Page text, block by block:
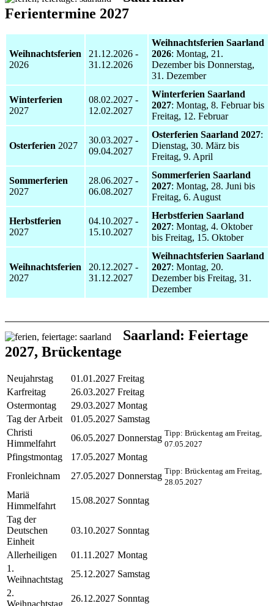
Ferientermine 2027
Weihnachtsferien
2026
21.12.2026 -
31.12.2026
Weihnachtsferien Saarland
2026: Montag, 21.
Dezember bis Donnerstag,
31. Dezember
Winterferien
2027
08.02.2027 -
12.02.2027
Winterferien Saarland
2027: Montag, 8. Februar bis
Freitag, 12. Februar
Osterferien 2027
30.03.2027 -
09.04.2027
Osterferien Saarland 2027:
Dienstag, 30. März bis
Freitag, 9. April
Sommerferien
2027
28.06.2027 -
06.08.2027
Sommerferien Saarland
2027: Montag, 28. Juni bis
Freitag, 6. August
Herbstferien
2027
04.10.2027 -
15.10.2027
Herbstferien Saarland
2027: Montag, 4. Oktober
bis Freitag, 15. Oktober
Weihnachtsferien
2027
20.12.2027 -
31.12.2027
Weihnachtsferien Saarland
2027: Montag, 20.
Dezember bis Freitag, 31.
Dezember
Saarland: Feiertage
2027, Brückentage
Neujahrstag 01.01.2027 Freitag
Karfreitag
26.03.2027 Freitag
Ostermontag
29.03.2027 Montag
Tag der Arbeit
01.05.2027 Samstag
Christi
Himmelfahrt
06.05.2027 Donnerstag Tipp: Brückentag am Freitag,
07.05.2027
Pfingstmontag 17.05.2027 Montag
Fronleichnam
27.05.2027 Donnerstag Tipp: Brückentag am Freitag,
28.05.2027
Mariä
Himmelfahrt
15.08.2027 Sonntag
Tag der
Deutschen
Einheit
03.10.2027 Sonntag
Allerheiligen 01.11.2027 Montag
1.
Weihnachtstag
25.12.2027 Samstag
2.
Weihnachtstag
26.12.2027 Sonntag